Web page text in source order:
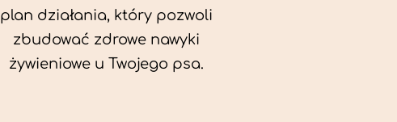
plan działania, który pozwoli
zbudować zdrowe nawyki
żywieniowe u Twojego psa.